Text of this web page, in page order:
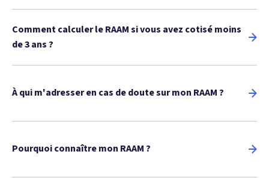
Comment calculer le RAAM si vous avez cotisé moins
de 3 ans ?
À qui m'adresser en cas de doute sur mon RAAM ?
Pourquoi connaître mon RAAM ?